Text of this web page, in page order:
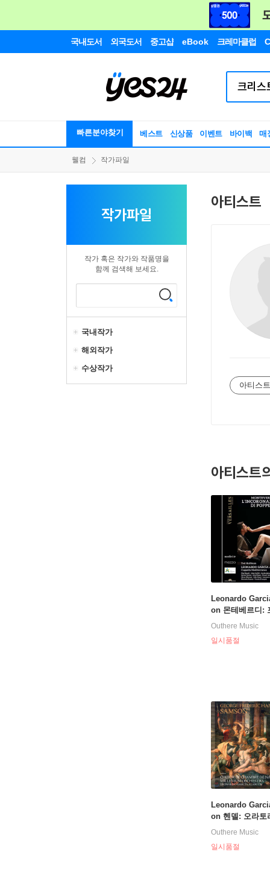
국내도서 외국도서 중고샵 eBook 크레마클럽
빠른분야찾기 베스트 신상품 이벤트 바이백 매
웰컴 작가파일
작가파일
작가 혹은 작가와 작품명을
함께 검색해 보세요.
국내작가
해외작가
수상작가
아티스트
아티스
아티스트
Leonardo
on 몬테베르디:
대관식
a)
Outhere Music
일시품절
Leonardo
on 헨델: 오라토
손` 전곡집
Outhere Music
일시품절